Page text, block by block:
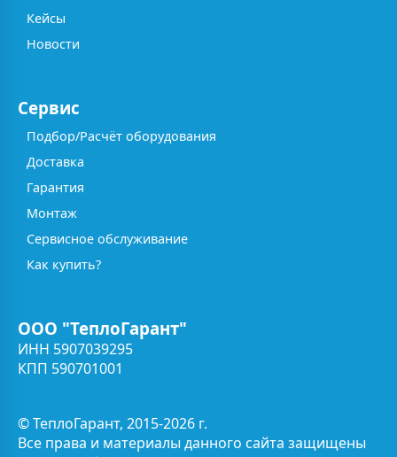
Кейсы
Новости
Сервис
Подбор/Расчёт оборудования
Доставка
Гарантия
Монтаж
Сервисное обслуживание
Как купить?
ООО "ТеплоГарант"
ИНН 5907039295
КПП 590701001
© ТеплоГарант, 2015-2026 г.
Все права и материалы данного сайта защищены